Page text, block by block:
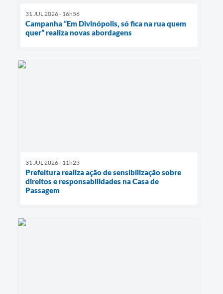
31 JUL 2026 - 16h56
Campanha “Em Divinópolis, só fica na rua quem
quer” realiza novas abordagens
31 JUL 2026 - 11h23
Prefeitura realiza ação de sensibilização sobre
direitos e responsabilidades na Casa de
Passagem